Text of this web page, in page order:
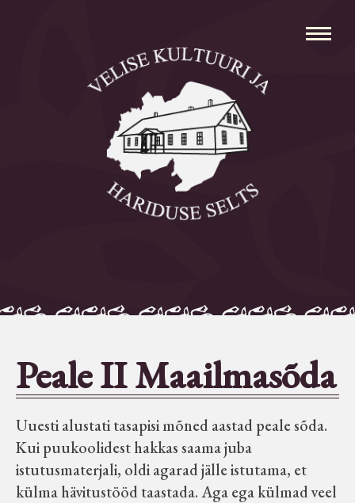
Avaleht
Aleksei Parnabas
Sillaotsa Talumuuseum
Seltsid-ühingud
Aiandus
Tuletõrje
Peale II Maailmasõda
Uuesti alustati tasapisi mõned aastad peale sõda.
Kui puukoolidest hakkas saama juba
istutusmaterjali, oldi agarad jälle istutama, et
külma hävitustööd taastada. Aga ega külmad veel